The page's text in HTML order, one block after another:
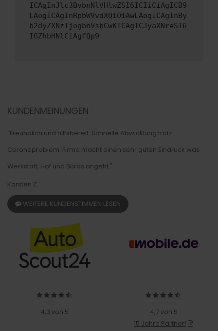
ICAgInJlc3BvbnNlVHlwZSI6ICIiCiAgICB9
LAogICAgInRpbWVvdXQiOiAwLAogICAgInBy
b2dyZXNzIjogbnVsbCwKICAgICJyaXNreSI6
IGZhbHNlCiAgfQp9
KUNDENMEINUNGEN
"Freundlich und hilfsbereit. Schnelle Abwicklung trotz
Coronaproblem. Firma macht einen sehr guten Eindruck was
Werkstatt, Hof und Büros angeht."
Karsten Z.
WEITERE KUNDENSTIMMEN LESEN
4,3 von 5
4,7 von 5
15 Jahre Partner!